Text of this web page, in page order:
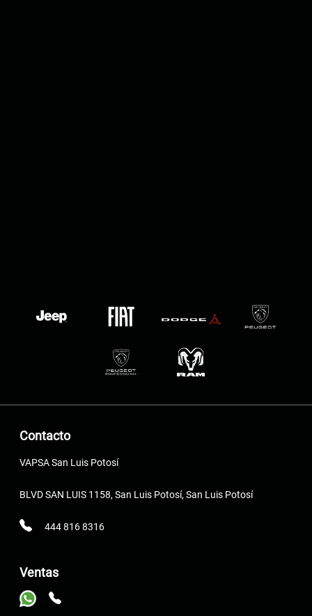
Contacto
VAPSA San Luis Potosí
BLVD SAN LUIS 1158, San Luis Potosí, San Luis Potosí
444 816 8316
Ventas